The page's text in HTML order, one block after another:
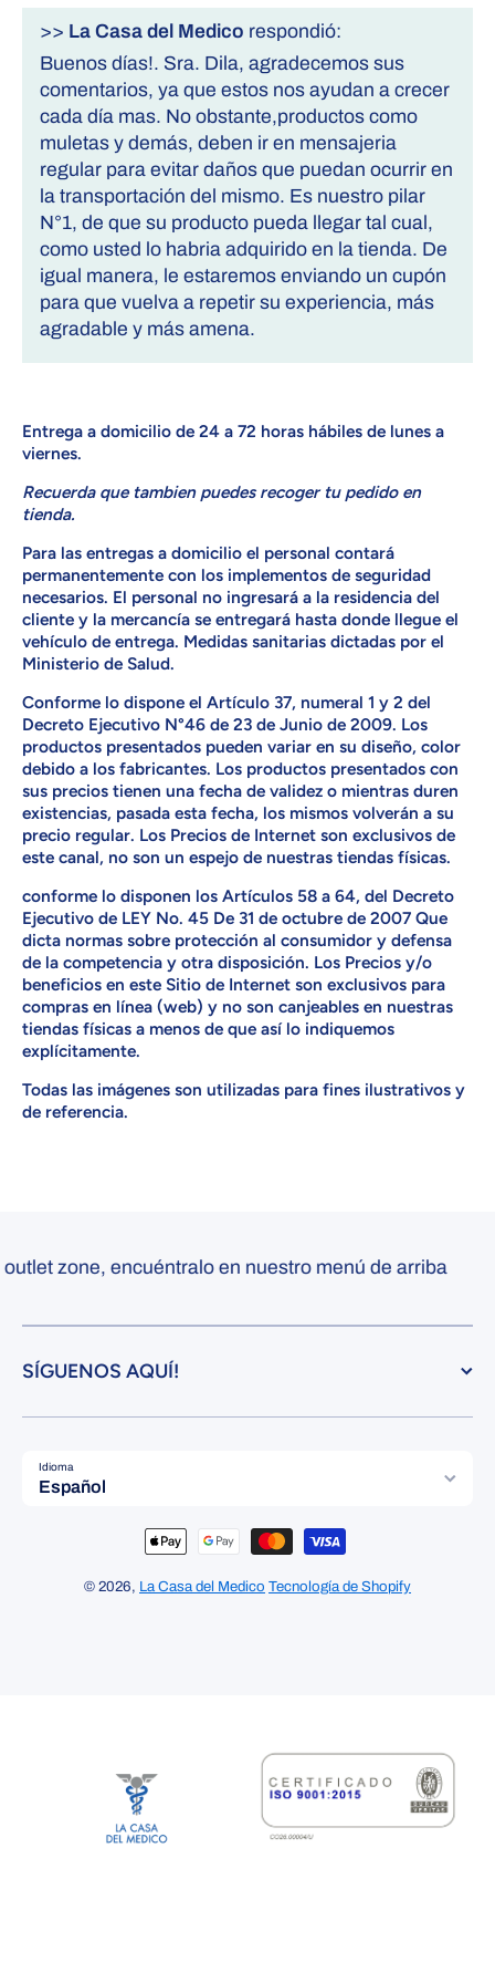
>> La Casa del Medico respondió:
Buenos días!. Sra. Dila, agradecemos sus
comentarios, ya que estos nos ayudan a crecer
cada día mas. No obstante,productos como
muletas y demás, deben ir en mensajeria
regular para evitar daños que puedan ocurrir en
la transportación del mismo. Es nuestro pilar
N°1, de que su producto pueda llegar tal cual,
como usted lo habria adquirido en la tienda. De
igual manera, le estaremos enviando un cupón
para que vuelva a repetir su experiencia, más
agradable y más amena.
Entrega a domicilio de 24 a 72 horas hábiles de lunes a
viernes.
Recuerda que tambien puedes recoger tu pedido en
tienda.
Para las entregas a domicilio el personal contará
permanentemente con los implementos de seguridad
necesarios. El personal no ingresará a la residencia del
cliente y la mercancía se entregará hasta donde llegue el
vehículo de entrega. Medidas sanitarias dictadas por el
Ministerio de Salud.
Conforme lo dispone el Artículo 37, numeral 1 y 2 del
Decreto Ejecutivo N°46 de 23 de Junio de 2009. Los
productos presentados pueden variar en su diseño, color
debido a los fabricantes. Los productos presentados con
sus precios tienen una fecha de validez o mientras duren
existencias, pasada esta fecha, los mismos volverán a su
precio regular. Los Precios de Internet son exclusivos de
este canal, no son un espejo de nuestras tiendas físicas.
conforme lo disponen los Artículos 58 a 64, del Decreto
Ejecutivo de LEY No. 45 De 31 de octubre de 2007 Que
dicta normas sobre protección al consumidor y defensa
de la competencia y otra disposición. Los Precios y/o
beneficios en este Sitio de Internet son exclusivos para
compras en línea (web) y no son canjeables en nuestras
tiendas físicas a menos de que así lo indiquemos
explícitamente.
Todas las imágenes son utilizadas para fines ilustrativos y
de referencia.
zone, encuéntralo en nuestro menú de arriba
SÍGUENOS AQUÍ!
Idioma
Español
Formas de pago
© 2026, La Casa del Medico Tecnología de Shopify